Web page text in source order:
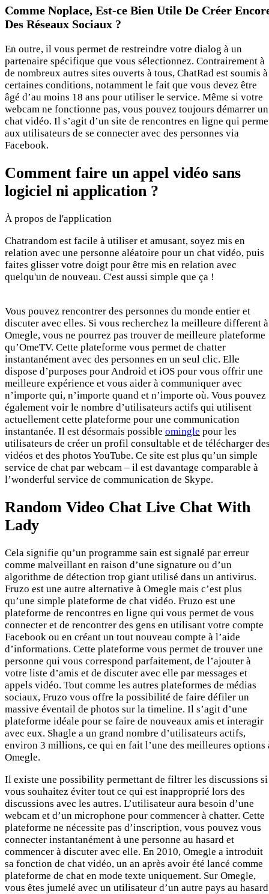
Comme Noplace, Est-ce Bien Utile De Créer
Des Réseaux Sociaux ?
En outre, il vous permet de restreindre votre dialog à un
partenaire spécifique que vous sélectionnez. Contrairement à
de nombreux autres sites ouverts à tous, ChatRad est soumis à
certaines conditions, notamment le fait que vous devez être
âgé d’au moins 18 ans pour utiliser le service. Même si votre
webcam ne fonctionne pas, vous pouvez toujours démarrer un
chat vidéo. Il s’agit d’un site de rencontres en ligne qui
aux utilisateurs de se connecter avec des personnes via
Facebook.
Comment faire un appel vidéo sans
logiciel ni application ?
À propos de l'application
Chatrandom est facile à utiliser et amusant, soyez mis en
relation avec une personne aléatoire pour un chat vidéo, puis
faites glisser votre doigt pour être mis en relation avec
quelqu'un de nouveau. C'est aussi simple que ça !
Vous pouvez rencontrer des personnes du monde entier et
discuter avec elles. Si vous recherchez la meilleure different à
Omegle, vous ne pourrez pas trouver de meilleure plateforme
qu’OmeTV. Cette plateforme vous permet de chatter
instantanément avec des personnes en un seul clic. Elle
dispose d’purposes pour Android et iOS pour vous offrir une
meilleure expérience et vous aider à communiquer avec
n’importe qui, n’importe quand et n’importe où. Vous pouvez
également voir le nombre d’utilisateurs actifs qui utilisent
actuellement cette plateforme pour une communication
instantanée. Il est désormais possible omingle pour les
utilisateurs de créer un profil consultable et de télécharger
vidéos et des photos YouTube. Ce site est plus qu’un simple
service de chat par webcam – il est davantage comparable à
l’wonderful service de communication de Skype.
Random Video Chat Live Chat With
Lady
Cela signifie qu’un programme sain est signalé par erreur
comme malveillant en raison d’une signature ou d’un
algorithme de détection trop giant utilisé dans un antivirus.
Fruzo est une autre alternative à Omegle mais c’est plus
qu’une simple plateforme de chat vidéo. Fruzo est une
plateforme de rencontres en ligne qui vous permet de vous
connecter et de rencontrer des gens en utilisant votre compte
Facebook ou en créant un tout nouveau compte à l’aide
d’informations. Cette plateforme vous permet de trouver une
personne qui vous correspond parfaitement, de l’ajouter à
votre liste d’amis et de discuter avec elle par messages et
appels vidéo. Tout comme les autres plateformes de médias
sociaux, Fruzo vous offre la possibilité de faire défiler un
massive éventail de photos sur la timeline. Il s’agit d’une
plateforme idéale pour se faire de nouveaux amis et interagir
avec eux. Shagle a un grand nombre d’utilisateurs actifs,
environ 3 millions, ce qui en fait l’une des meilleures options
Omegle.
Il existe une possibility permettant de filtrer les discussions si
vous souhaitez éviter tout ce qui est inapproprié lors des
discussions avec les autres. L’utilisateur aura besoin d’une
webcam et d’un microphone pour commencer à chatter. Cette
plateforme ne nécessite pas d’inscription, vous pouvez vous
connecter instantanément à une personne au hasard et
commencer à discuter avec elle. En 2010, Omegle a introduit
sa fonction de chat vidéo, un an après avoir été lancé comme
plateforme de chat en mode texte uniquement. Sur Omegle,
vous êtes jumelé avec un utilisateur d’un autre pays au